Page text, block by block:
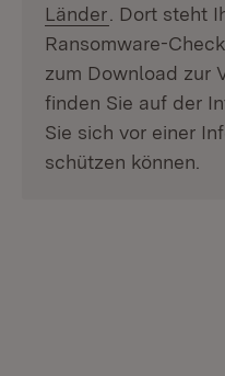
Länder (Öffnet in
. Dort steht
Ransomware-
zum Download zur
finden Sie auf der
Sie sich vor einer
schützen können.